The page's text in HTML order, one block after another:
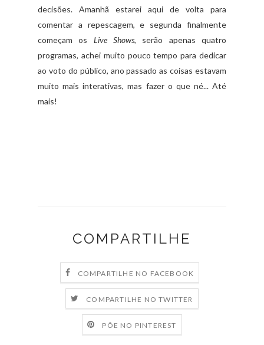
decisões. Amanhã estarei aqui de volta para
comentar a repescagem, e segunda finalmente
começam os Live Shows, serão apenas quatro
programas, achei muito pouco tempo para dedicar
ao voto do público, ano passado as coisas estavam
muito mais interativas, mas fazer o que né... Até
mais!
COMPARTILHE
COMPARTILHE NO FACEBOOK
COMPARTILHE NO TWITTER
PÕE NO PINTEREST